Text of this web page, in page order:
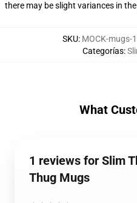
there may be slight variances in
SKU: MOCK-mugs-
Categorías:
What
1 reviews for Slim
Thug Mugs